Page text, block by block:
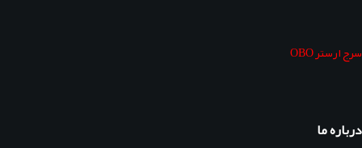
سرج ارستر OBO
درباره ما